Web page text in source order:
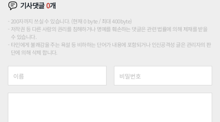
기사댓글0개
200자까지 쓰실 수 있습니다. (현재 0 byte / 최대 400byte)
저작권 등 다른 사람의 권리를 침해하거나 명예를 훼손하는 댓글은 관련 법률에 의해 제재를 받을
수 있습니다.
타인에게 불쾌감을 주는 욕설 등 비하하는 단어가 내용에 포함되거나 인신공격성 글은 관리자의 판
단에 의해 삭제 합니다.